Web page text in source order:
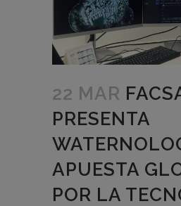
22 MAR
PRESENTA
APUESTA
POR LA